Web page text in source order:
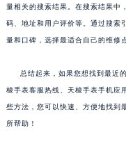
量相关的搜索结果。在搜索结果中
码、地址和用户评价等。通过搜索
量和口碑，选择最适合自己的维修
总结起来，如果您想找到最近
梭手表客服热线、天梭手表手机应
些方法，您可以快速、方便地找到
所帮助！